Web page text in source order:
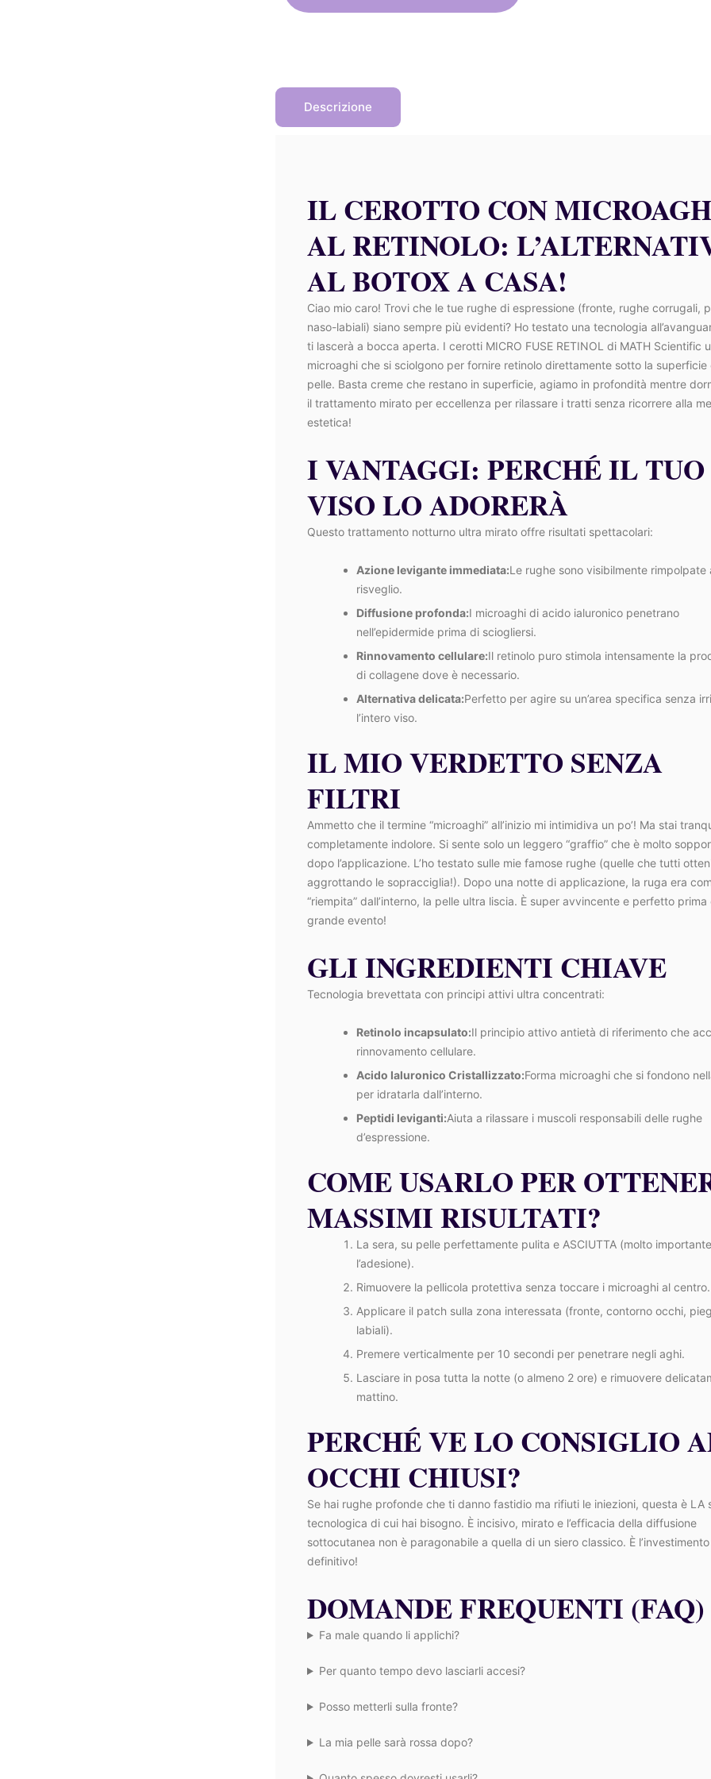
era:
è:
Descrizione
IL CEROTTO CON
AL RETINOLO:
AL BOTOX A CASA!
Ciao mio caro! Trovi che le tue rughe di espressione (fronte, rughe corrugali,
naso-labiali) siano sempre più evidenti? Ho testato una tecnologia
ti lascerà a bocca aperta. I cerotti MICRO FUSE RETINOL di MATH Scientific
microaghi che si sciolgono per fornire retinolo direttamente sotto la superficie
pelle. Basta creme che restano in superficie, agiamo in profondità mentre
il trattamento mirato per eccellenza per rilassare i tratti senza ricorrere alla
estetica!
I VANTAGGI: PERCHÉ IL TUO
VISO LO ADORERÀ
Questo trattamento notturno ultra mirato offre risultati spettacolari:
Azione levigante immediata:Le rughe sono visibilmente rimpolpate
risveglio.
Diffusione profonda:I microaghi di acido ialuronico penetrano
nell’epidermide prima di sciogliersi.
Rinnovamento cellulare:Il retinolo puro stimola intensamente la
di collagene dove è necessario.
Alternativa delicata:Perfetto per agire su un’area specifica senza
l’intero viso.
IL MIO VERDETTO SENZA
FILTRI
Ammetto che il termine “microaghi” all’inizio mi intimidiva un po’! Ma stai
completamente indolore. Si sente solo un leggero “graffio” che è molto
dopo l’applicazione. L’ho testato sulle mie famose rughe (quelle che tutti
aggrottando le sopracciglia!). Dopo una notte di applicazione, la ruga era
“riempita” dall’interno, la pelle ultra liscia. È super avvincente e perfetto prima
grande evento!
GLI INGREDIENTI CHIAVE
Tecnologia brevettata con principi attivi ultra concentrati:
Retinolo incapsulato:Il principio attivo antietà di riferimento che
rinnovamento cellulare.
Acido Ialuronico Cristallizzato:Forma microaghi che si fondono
per idratarla dall’interno.
Peptidi leviganti:Aiuta a rilassare i muscoli responsabili delle rughe
d’espressione.
COME USARLO PER
MASSIMI RISULTATI?
La sera, su pelle perfettamente pulita e ASCIUTTA (molto
l’adesione).
Rimuovere la pellicola protettiva senza toccare i microaghi al centro.
Applicare il patch sulla zona interessata (fronte, contorno occhi,
labiali).
Premere verticalmente per 10 secondi per penetrare negli aghi.
Lasciare in posa tutta la notte (o almeno 2 ore) e rimuovere
mattino.
PERCHÉ VE LO CONSIGLIO
OCCHI CHIUSI?
Se hai rughe profonde che ti danno fastidio ma rifiuti le iniezioni, questa è LA
tecnologica di cui hai bisogno. È incisivo, mirato e l’efficacia della diffusione
sottocutanea non è paragonabile a quella di un siero classico. È
definitivo!
DOMANDE FREQUENTI (FAQ)
Fa male quando li applichi?
Per quanto tempo devo lasciarli accesi?
Posso metterli sulla fronte?
La mia pelle sarà rossa dopo?